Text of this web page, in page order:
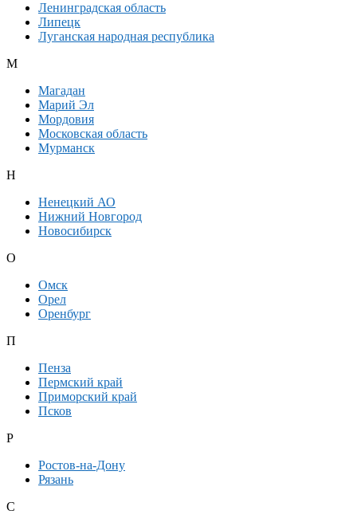
Ленинградская область
Липецк
Луганская народная республика
М
Магадан
Марий Эл
Мордовия
Московская область
Мурманск
Н
Ненецкий АО
Нижний Новгород
Новосибирск
О
Омск
Орел
Оренбург
П
Пенза
Пермский край
Приморский край
Псков
Р
Ростов-на-Дону
Рязань
С